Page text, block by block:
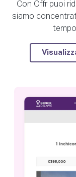
Con Offr puoi
siamo